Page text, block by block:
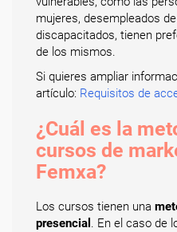
mujeres, desempleados
discapacitados, tienen
de los mismos.
Si quieres ampliar
artículo: Requisitos de
¿Cuál es la
cursos de
Femxa?
Los cursos tienen una
presencial . En el caso de